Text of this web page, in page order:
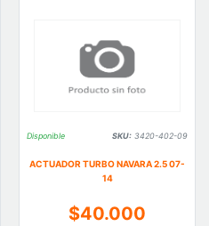
Disponible SKU: 3420-402-09
ACTUADOR TURBO NAVARA 2.5 07-
14
$40.000